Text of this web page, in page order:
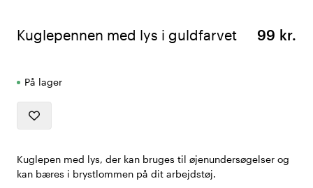
Kuglepennen med lys i guldfarvet 99 kr.
På lager
Kuglepen med lys, der kan bruges til øjenundersøgelser og
kan bæres i brystlommen på dit arbejdstøj.